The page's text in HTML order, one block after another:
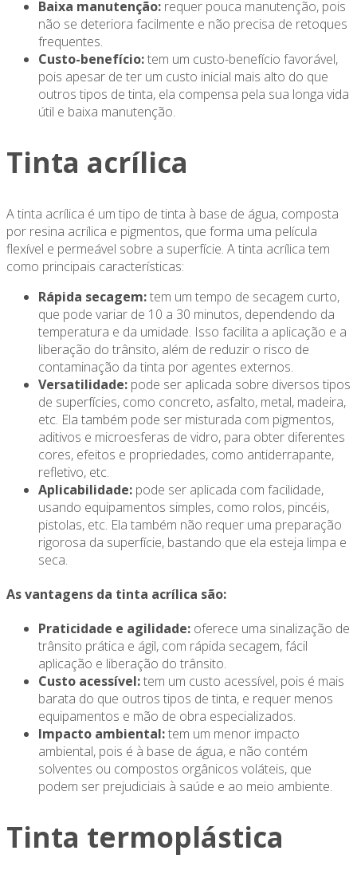
Baixa manutenção: requer pouca manutenção, pois
não se deteriora facilmente e não precisa de retoques
frequentes.
Custo-benefício:tem um custo-benefício favorável,
pois apesar de ter um custo inicial mais alto do que
outros tipos de tinta, ela compensa pela sua longa vida
útil e baixa manutenção.
Tinta acrílica
A tinta acrílica é um tipo de tinta à base de água, composta
por resina acrílica e pigmentos, que forma uma película
flexível e permeável sobre a superfície. A tinta acrílica tem
como principais características:
Rápida secagem:tem um tempo de secagem curto,
que pode variar de 10 a 30 minutos, dependendo da
temperatura e da umidade. Isso facilita a aplicação e a
liberação do trânsito, além de reduzir o risco de
contaminação da tinta por agentes externos.
Versatilidade: pode ser aplicada sobre diversos tipos
de superfícies, como concreto, asfalto, metal, madeira,
etc. Ela também pode ser misturada com pigmentos,
aditivos e microesferas de vidro, para obter diferentes
cores, efeitos e propriedades, como antiderrapante,
refletivo, etc.
Aplicabilidade: pode ser aplicada com facilidade,
usando equipamentos simples, como rolos, pincéis,
pistolas, etc. Ela também não requer uma preparação
rigorosa da superfície, bastando que ela esteja limpa e
seca.
As vantagens da tinta acrílica são:
Praticidade e agilidade: oferece uma sinalização de
trânsito prática e ágil, com rápida secagem, fácil
aplicação e liberação do trânsito.
Custo acessível:tem um custo acessível, pois é mais
barata do que outros tipos de tinta, e requer menos
equipamentos e mão de obra especializados.
Impacto ambiental:tem um menor impacto
ambiental, pois é à base de água, e não contém
solventes ou compostos orgânicos voláteis, que
podem ser prejudiciais à saúde e ao meio ambiente.
Tinta termoplástica